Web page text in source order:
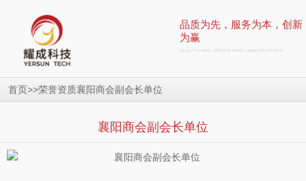
品质为先，服务为本，创新
为赢
QUALITY FIRST, SERVICE FIRST, INNOVATION WIN
首页 >>荣誉资质襄阳商会副会长单位
襄阳商会副会长单位